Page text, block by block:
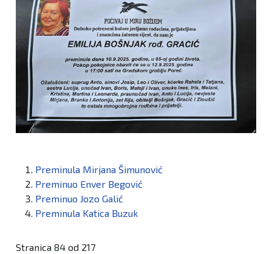
Preminula Mirjana Šimunović
Preminuo Enver Begović
Preminuo Jozo Galić
Preminula Katica Buzuk
Stranica 84 od 217